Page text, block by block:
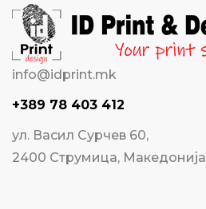
info@idprint.mk
+389 78 403 412
ул. Васил Сурчев 60,
2400 Струмица, Македонија